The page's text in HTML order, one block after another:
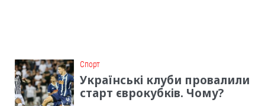
Cпорт
Українські клуби провалили
старт єврокубків. Чому?